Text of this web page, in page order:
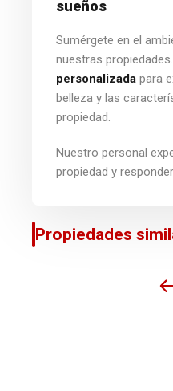
sueños
Sumérgete en el
nuestras propiedades.
personalizada para
belleza y las
propiedad.
Nuestro personal
propiedad y
Propiedades